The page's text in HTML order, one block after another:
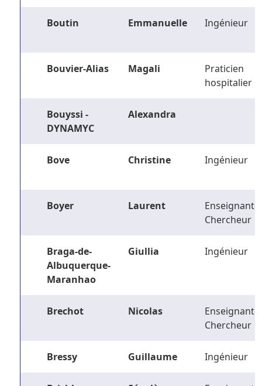
Boutin Emmanuelle Ingénieur
Bouvier-Alias Magali
Praticien
hospitalier
Bouyssi -
DYNAMYC
Alexandra
Bove Christine Ingénieur
Boyer Laurent
Enseignant-
Chercheur
Braga-de-
Albuquerque-
Maranhao
Giullia Ingénieur
Brechot Nicolas
Enseignant-
Chercheur
Bressy Guillaume Ingénieur